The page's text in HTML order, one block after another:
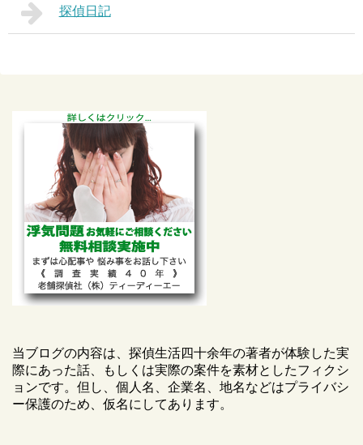
探偵日記
当ブログの内容は、探偵生活四十余年の著者が体験した実
際にあった話、もしくは実際の案件を素材としたフィクシ
ョンです。但し、個人名、企業名、地名などはプライバシ
ー保護のため、仮名にしてあります。